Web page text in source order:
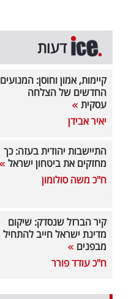
דעות
קיימות, אמון וחוסן: המנועים
החדשים של הצלחה
עסקית
יאיר אבידן
התיישבות יהודית בעזה: כך
מחזקים את ביטחון ישראל
ח"כ משה סולומון
קיר הברזל שנסדק: שיקום
מדינת ישראל חייב להתחיל
מבפנים
ח"כ עודד פורר